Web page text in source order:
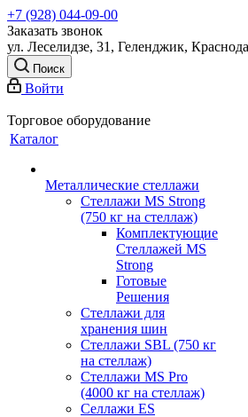
+7 (928) 044-09-00
Заказать звонок
ул. Леселидзе, 31, Геленджик,
Поиск
Войти
Торговое оборудование
Каталог
Металлические стеллажи
Стеллажи MS Strong
(750 кг на стеллаж)
Комплектующие
Стеллажей MS
Strong
Готовые
Решения
Стеллажи для
хранения шин
Стеллажи SBL (750 кг
на стеллаж)
Стеллажи MS Pro
(4000 кг на стеллаж)
Селлажи ES